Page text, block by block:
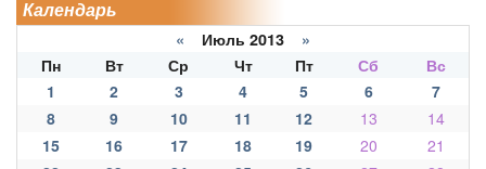
Календарь
« Июль 2013 »
Пн
Вт Ср Чт Пт Сб
Вс
1
2 3 4 5 6
7
8
9 10 11 12 13
14
15
16 17 18 19 20
21